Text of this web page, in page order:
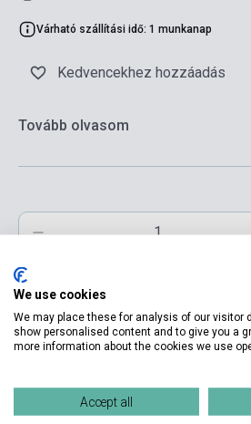
Várható szállítási idő: 1 munkanap
Kedvencekhez hozzáadás
Tovább olvasom
Termékjellemzők
We use cookies
We may place these for analysis of our visitor
show personalised content and to give you a
more information about the cookies we use
Accept all